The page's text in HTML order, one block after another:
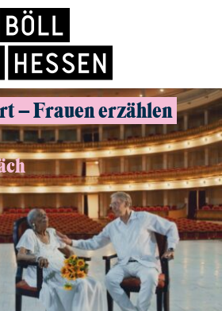
– Frauen erzählen